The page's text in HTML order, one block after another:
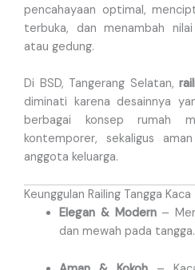
pencahayaan optimal,
terbuka, dan menambah
atau gedung.
Di BSD, Tangerang Selatan,
diminati karena desainnya
berbagai konsep rumah
kontemporer, sekaligus
anggota keluarga.
Keunggulan Railing Tangga Kaca
Elegan & Modern–
dan mewah pada tangga.